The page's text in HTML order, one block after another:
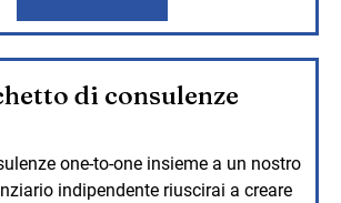
di consulenze
one-to-one insieme a un nostro
indipendente riuscirai a creare